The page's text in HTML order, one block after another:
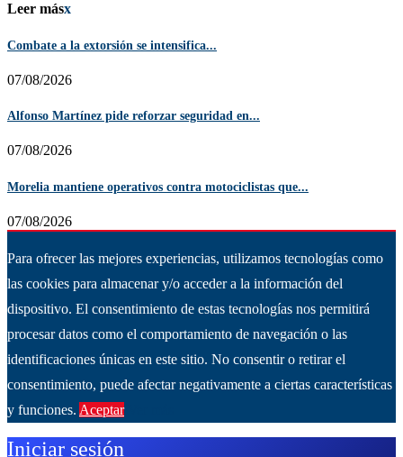
Leer másx
Combate a la extorsión se intensifica...
07/08/2026
Alfonso Martínez pide reforzar seguridad en...
07/08/2026
Morelia mantiene operativos contra motociclistas que...
07/08/2026
Para ofrecer las mejores experiencias, utilizamos tecnologías como
las cookies para almacenar y/o acceder a la información del
dispositivo. El consentimiento de estas tecnologías nos permitirá
procesar datos como el comportamiento de navegación o las
identificaciones únicas en este sitio. No consentir o retirar el
consentimiento, puede afectar negativamente a ciertas características
y funciones. Aceptar
Iniciar sesión